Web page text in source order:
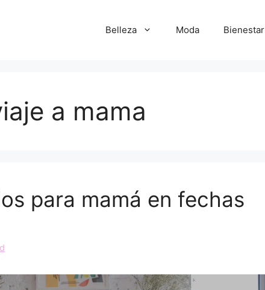
Belleza Moda Bienestar
a mama
para mamá en fechas